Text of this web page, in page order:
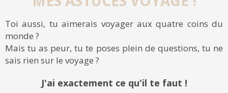
Toi aussi, tu aimerais voyager aux quatre coins du
monde ?
Mais tu as peur, tu te poses plein de questions, tu ne
sais rien sur le voyage ?
J'ai exactement ce qu'il te faut !